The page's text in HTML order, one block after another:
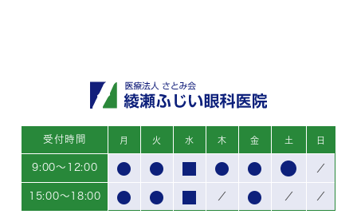
受付時間 月 火 水 木 金 土 日
9:00～12:00 ／
15:00～18:00 ／ ／ ／